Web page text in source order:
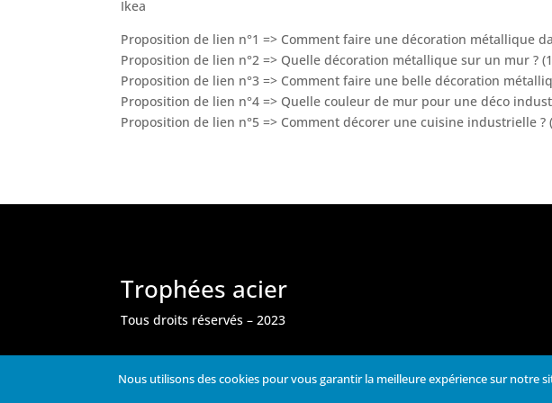
Ikea
Proposition de lien n°1 => Comment faire une décoration métallique
Proposition de lien n°2 => Quelle décoration métallique sur un mur ?
Proposition de lien n°3 => Comment faire une belle décoration
Proposition de lien n°4 => Quelle couleur de mur pour une déco
Proposition de lien n°5 => Comment décorer une cuisine industrielle ?
Trophées acier
Tous droits réservés – 2023
Nous utilisons des cookies pour vous garantir la meilleure expérience sur notre